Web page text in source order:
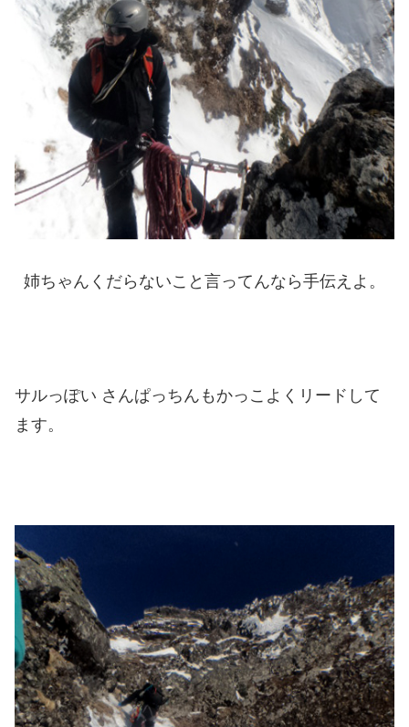
姉ちゃんくだらないこと言ってんなら手伝えよ。
サルっぽい さんぱっちんもかっこよくリードして
ます。